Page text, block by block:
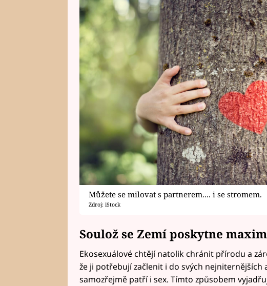
Můžete se milovat s partnerem.... i se stromem.
Zdroj: iStock
Soulož se Zemí poskytne
Ekosexuálové chtějí natolik chránit přírodu a
že ji potřebují začlenit i do svých nejniternějších
samozřejmě patří i sex. Tímto způsobem